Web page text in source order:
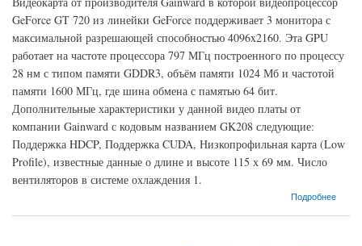
GeForce GT 720 из линейки GeForce поддерживает 3 монитора с
максимальной разрешающей способностью 4096x2160. Эта GPU
работает на частоте процессора 797 МГц построенного по процессу
28 нм с типом памяти GDDR3, объём памяти 1024 Мб и частотой
памяти 1600 МГц, где шина обмена с памятью 64 бит.
Дополнительные характеристики у данной видео платы от
компании Gainward с кодовым названием GK208 следующие:
Поддержка HDCP, Поддержка CUDA, Низкопрофильная карта (Low
Profile), известные данные о длине и высоте 115 х 69 мм. Число
вентиляторов в системе охлаждения 1.
Подробнее
о Видеокарта Gainward GeForce GT 720 (797МГц, GDDR3 1024Мб 1600МГц 64 бит)